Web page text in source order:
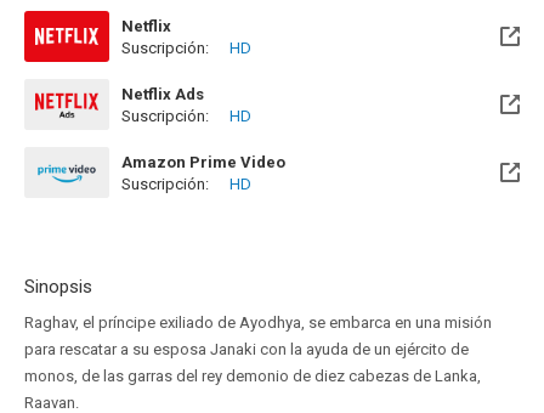
Netflix
Suscripción:
HD
Netflix Ads
Suscripción:
HD
Amazon Prime Video
Suscripción:
HD
Sinopsis
Raghav, el príncipe exiliado de Ayodhya, se embarca en una misión
para rescatar a su esposa Janaki con la ayuda de un ejército de
monos, de las garras del rey demonio de diez cabezas de Lanka,
Raavan.